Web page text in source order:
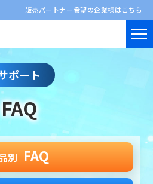
販売パートナー希望の企業様はこちら
ポート
FAQ
別 FAQ